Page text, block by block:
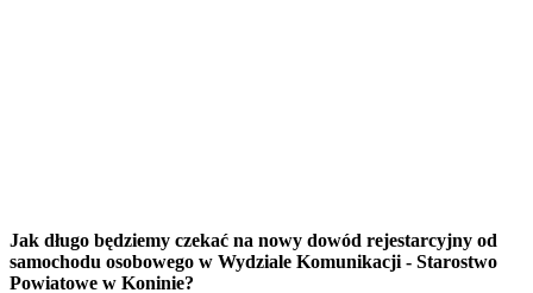
Jak długo będziemy czekać na nowy dowód rejestarcyjny od
samochodu osobowego w Wydziale Komunikacji - Starostwo
Powiatowe w Koninie?